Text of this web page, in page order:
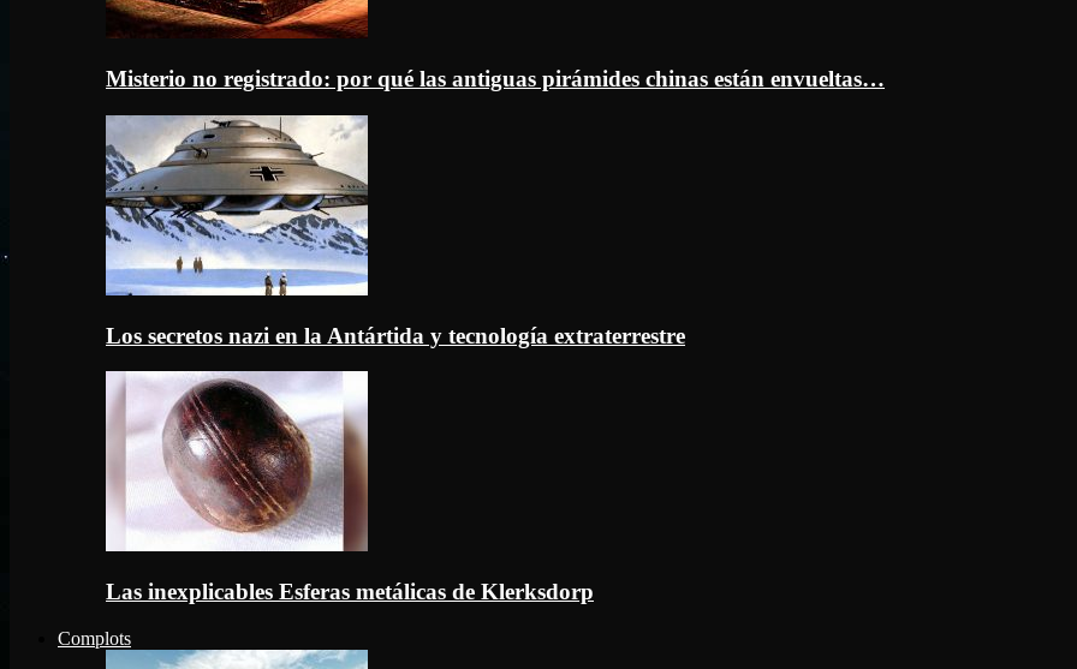
Misterio no registrado: por qué las antiguas pirámides chinas están envueltas…
Los secretos nazi en la Antártida y tecnología extraterrestre
Las inexplicables Esferas metálicas de Klerksdorp
Complots